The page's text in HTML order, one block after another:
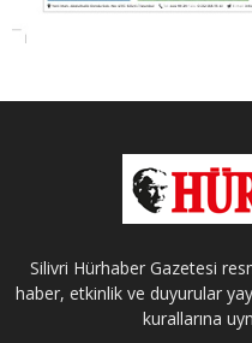
Silivri Hürhaber Gazetesi
haber, etkinlik ve duyurular
kurallarına